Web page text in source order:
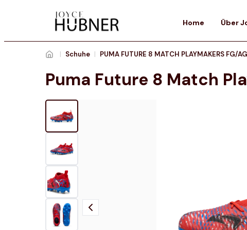
Home Über
| Schuhe | PUMA FUTURE 8 MATCH PLAYMAKERS FG/AG
Puma Future 8 Match